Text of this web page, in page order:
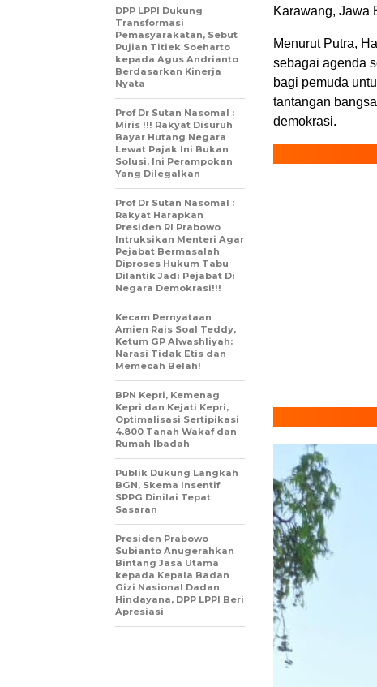
Karawang, Jawa
Menurut Putra,
sebagai agenda
bagi pemuda
tantangan
demokrasi.
DPP LPPI Dukung
Transformasi
Pemasyarakatan, Sebut
Pujian Titiek Soeharto
kepada Agus Andrianto
Berdasarkan Kinerja
Nyata
Prof Dr Sutan Nasomal :
Miris !!! Rakyat Disuruh
Bayar Hutang Negara
Lewat Pajak Ini Bukan
Solusi, Ini Perampokan
Yang Dilegalkan
Prof Dr Sutan Nasomal :
Rakyat Harapkan
Presiden RI Prabowo
Intruksikan Menteri Agar
Pejabat Bermasalah
Diproses Hukum Tabu
Dilantik Jadi Pejabat Di
Negara Demokrasi!!!
Kecam Pernyataan
Amien Rais Soal Teddy,
Ketum GP Alwashliyah:
Narasi Tidak Etis dan
Memecah Belah!
BPN Kepri, Kemenag
Kepri dan Kejati Kepri,
Optimalisasi Sertipikasi
4.800 Tanah Wakaf dan
Rumah Ibadah
Publik Dukung Langkah
BGN, Skema Insentif
SPPG Dinilai Tepat
Sasaran
Presiden Prabowo
Subianto Anugerahkan
Bintang Jasa Utama
kepada Kepala Badan
Gizi Nasional Dadan
Hindayana, DPP LPPI Beri
Apresiasi